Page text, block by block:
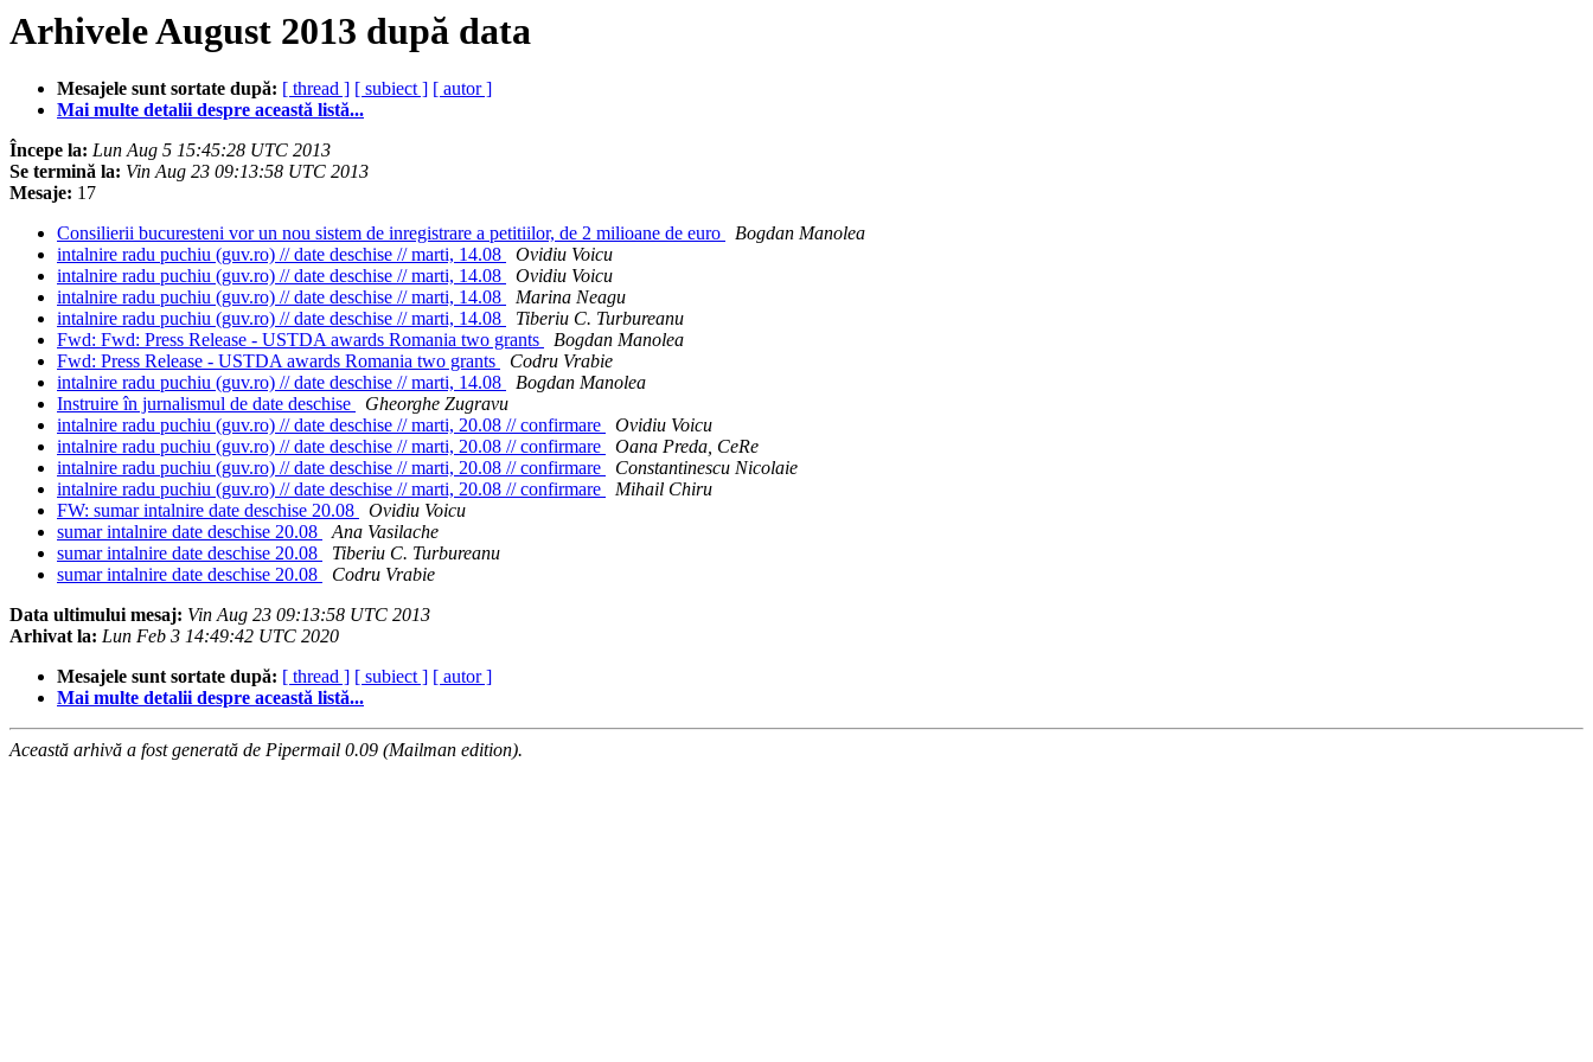
Arhivele August 2013 după data
Mesajele sunt sortate după: [ thread ] [ subiect ] [ autor ]
Mai multe detalii despre această listă...
Începe la: Lun Aug 5 15:45:28 UTC 2013
Se termină la: Vin Aug 23 09:13:58 UTC 2013
Mesaje: 17
Consilierii bucuresteni vor un nou sistem de inregistrare a petitiilor, de 2 milioane de euro
Bogdan Manolea
intalnire radu puchiu (guv.ro) // date deschise // marti, 14.08
Ovidiu Voicu
intalnire radu puchiu (guv.ro) // date deschise // marti, 14.08
Ovidiu Voicu
intalnire radu puchiu (guv.ro) // date deschise // marti, 14.08
Marina Neagu
intalnire radu puchiu (guv.ro) // date deschise // marti, 14.08
Tiberiu C. Turbureanu
Fwd: Fwd: Press Release - USTDA awards Romania two grants
Bogdan Manolea
Fwd: Press Release - USTDA awards Romania two grants
Codru Vrabie
intalnire radu puchiu (guv.ro) // date deschise // marti, 14.08
Bogdan Manolea
Instruire în jurnalismul de date deschise
Gheorghe Zugravu
intalnire radu puchiu (guv.ro) // date deschise // marti, 20.08 // confirmare
Ovidiu Voicu
intalnire radu puchiu (guv.ro) // date deschise // marti, 20.08 // confirmare
Oana Preda, CeRe
intalnire radu puchiu (guv.ro) // date deschise // marti, 20.08 // confirmare
Constantinescu Nicolaie
intalnire radu puchiu (guv.ro) // date deschise // marti, 20.08 // confirmare
Mihail Chiru
FW: sumar intalnire date deschise 20.08
Ovidiu Voicu
sumar intalnire date deschise 20.08
Ana Vasilache
sumar intalnire date deschise 20.08
Tiberiu C. Turbureanu
sumar intalnire date deschise 20.08
Codru Vrabie
Data ultimului mesaj: Vin Aug 23 09:13:58 UTC 2013
Arhivat la: Lun Feb 3 14:49:42 UTC 2020
Mesajele sunt sortate după: [ thread ] [ subiect ] [ autor ]
Mai multe detalii despre această listă...
Această arhivă a fost generată de Pipermail 0.09 (Mailman edition).